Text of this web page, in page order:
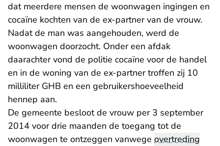
dat meerdere mensen de woonwagen ingingen en
cocaïne kochten van de ex-partner van de vrouw.
Nadat de man was aangehouden, werd de
woonwagen doorzocht. Onder een afdak
daarachter vond de politie cocaïne voor de handel
en in de woning van de ex-partner troffen zij 10
milliliter GHB en een gebruikershoeveelheid
hennep aan.
De gemeente besloot de vrouw per 3 september
2014 voor drie maanden de toegang tot de
woonwagen te ontzeggen vanwege overtreding